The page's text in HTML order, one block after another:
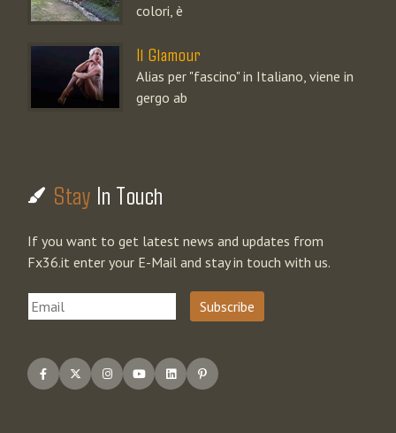
colori, è
Il Glamour
Alias per "fascino" in Italiano, viene in
gergo ab
Stay In Touch
If you want to get latest news and updates from
Fx36.it enter your E-Mail and stay in touch with us.